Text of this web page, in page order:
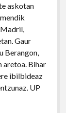
askotan
Gaur
Berangon,
aretoa. Bihar
ibilbideaz
UP